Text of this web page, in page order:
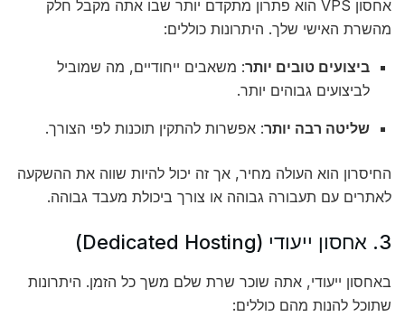
אחסון VPS הוא פתרון מתקדם יותר שבו אתה מקבל חלק
מהשרת האישי שלך. היתרונות כוללים:
ביצועים טובים יותר: משאבים ייחודיים, מה שמוביל
לביצועים גבוהים יותר.
שליטה רבה יותר: אפשרות להתקין תוכנות לפי הצורך.
החיסרון הוא העולה מחיר, אך זה יכול להיות שווה את ההשקעה
לאתרים עם תעבורה גבוהה או צורך ביכולת מעבד גבוהה.
3. אחסון ייעודי (Dedicated Hosting)
באחסון ייעודי, אתה שוכר שרת שלם משך כל הזמן. היתרונות
שתוכל להנות מהם כוללים: